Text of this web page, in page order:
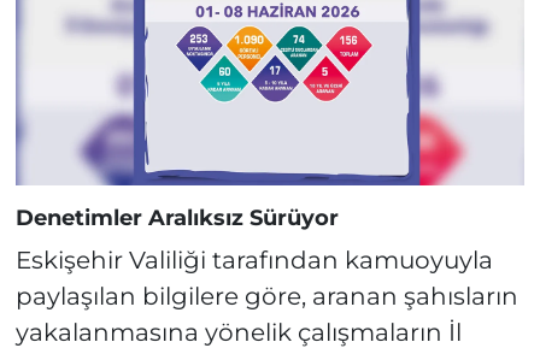
Denetimler Aralıksız Sürüyor
Eskişehir Valiliği tarafından kamuoyuyla
paylaşılan bilgilere göre, aranan şahısların
yakalanmasına yönelik çalışmaların İl